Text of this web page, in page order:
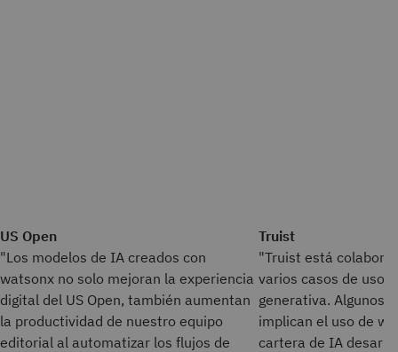
US Open
"Los modelos de IA creados con
watsonx no solo mejoran la experiencia
digital del US Open, también aumentan
la productividad de nuestro equipo
editorial al automatizar los flujos de
Truist
"Truist está
varios casos de uso
generativa. Algunos
implican el uso de
cartera de IA